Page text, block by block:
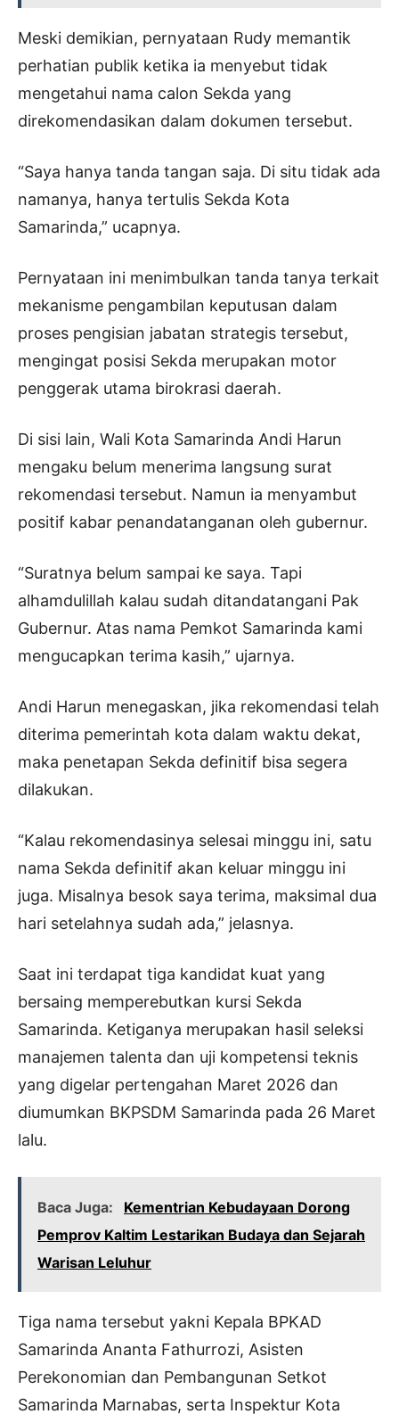
Meski demikian, pernyataan Rudy memantik
perhatian publik ketika ia menyebut tidak
mengetahui nama calon Sekda yang
direkomendasikan dalam dokumen tersebut.
“Saya hanya tanda tangan saja. Di situ tidak ada
namanya, hanya tertulis Sekda Kota
Samarinda,” ucapnya.
Pernyataan ini menimbulkan tanda tanya terkait
mekanisme pengambilan keputusan dalam
proses pengisian jabatan strategis tersebut,
mengingat posisi Sekda merupakan motor
penggerak utama birokrasi daerah.
Di sisi lain, Wali Kota Samarinda Andi Harun
mengaku belum menerima langsung surat
rekomendasi tersebut. Namun ia menyambut
positif kabar penandatanganan oleh gubernur.
“Suratnya belum sampai ke saya. Tapi
alhamdulillah kalau sudah ditandatangani Pak
Gubernur. Atas nama Pemkot Samarinda kami
mengucapkan terima kasih,” ujarnya.
Andi Harun menegaskan, jika rekomendasi telah
diterima pemerintah kota dalam waktu dekat,
maka penetapan Sekda definitif bisa segera
dilakukan.
“Kalau rekomendasinya selesai minggu ini, satu
nama Sekda definitif akan keluar minggu ini
juga. Misalnya besok saya terima, maksimal dua
hari setelahnya sudah ada,” jelasnya.
Saat ini terdapat tiga kandidat kuat yang
bersaing memperebutkan kursi Sekda
Samarinda. Ketiganya merupakan hasil seleksi
manajemen talenta dan uji kompetensi teknis
yang digelar pertengahan Maret 2026 dan
diumumkan BKPSDM Samarinda pada 26 Maret
lalu.
Baca Juga:
Kementrian Kebudayaan Dorong
Pemprov Kaltim Lestarikan Budaya dan Sejarah
Warisan Leluhur
Tiga nama tersebut yakni Kepala BPKAD
Samarinda Ananta Fathurrozi, Asisten
Perekonomian dan Pembangunan Setkot
Samarinda Marnabas, serta Inspektur Kota